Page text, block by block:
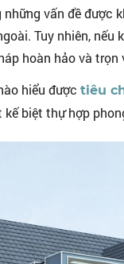
vấn đề được
Tuy nhiên,
hoàn hảo và
hiểu được tiêu
biệt thự hợp